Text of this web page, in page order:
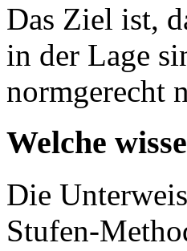
Das Ziel ist,
in der Lage
normgerecht
Welche
Die
Stufen-